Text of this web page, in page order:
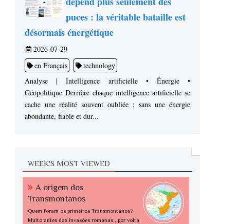
puces : la véritable bataille est
désormais énergétique
2026-07-29
en Français
technology
Analyse | Intelligence artificielle • Énergie •
Géopolitique Derrière chaque intelligence artificielle se
cache une réalité souvent oubliée : sans une énergie
abondante, fiable et dur...
WEEK'S MOST VIEWED
A origem dos
Transmontanos
Quem foram os primeiros Transmontanos?
Muito antes das invasões romanas , por volta